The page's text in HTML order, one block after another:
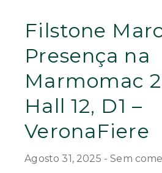
Filstone
Presença na
Marmomac
Hall 12, D1 –
VeronaFiere
Agosto 31, 2025 Sem